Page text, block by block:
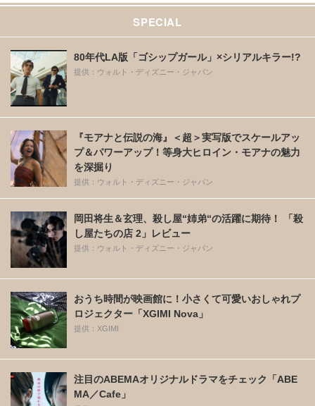
SPECIAL
80年代LA版「ゴシップガール」×シリアルキラー!?
提供：ウォルト・ディズニー・ジャパン
『モアナと伝説の海』＜超＞実写版でスケールアッ
プ＆パワーアップ！等身大ヒロイン・モアナの魅力
を深掘り
提供：ウォルト・ディズニー・ジャパン
岡田将生＆玄理、殺し屋“姉弟“の活躍に期待！ 「殺
し屋たちの店 2」レビュー
提供：ウォルト・ディズニー・ジャパン
おうち時間が映画館に！小さくて可愛いおしゃれプ
ロジェクター「XGIMI Nova」
提供：XGIMI
注目のABEMAオリジナルドラマをチェック「ABE
MA／Cafe」